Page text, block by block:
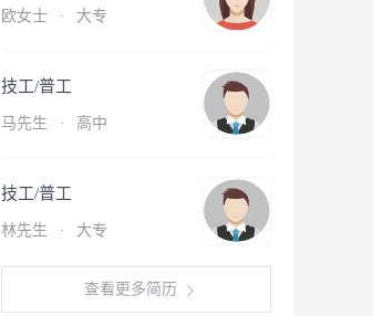
欧女士 · 大专
技工/普工
马先生 · 高中
技工/普工
林先生 · 大专
查看更多简历